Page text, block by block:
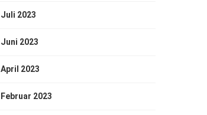
Juli 2023
Juni 2023
April 2023
Februar 2023